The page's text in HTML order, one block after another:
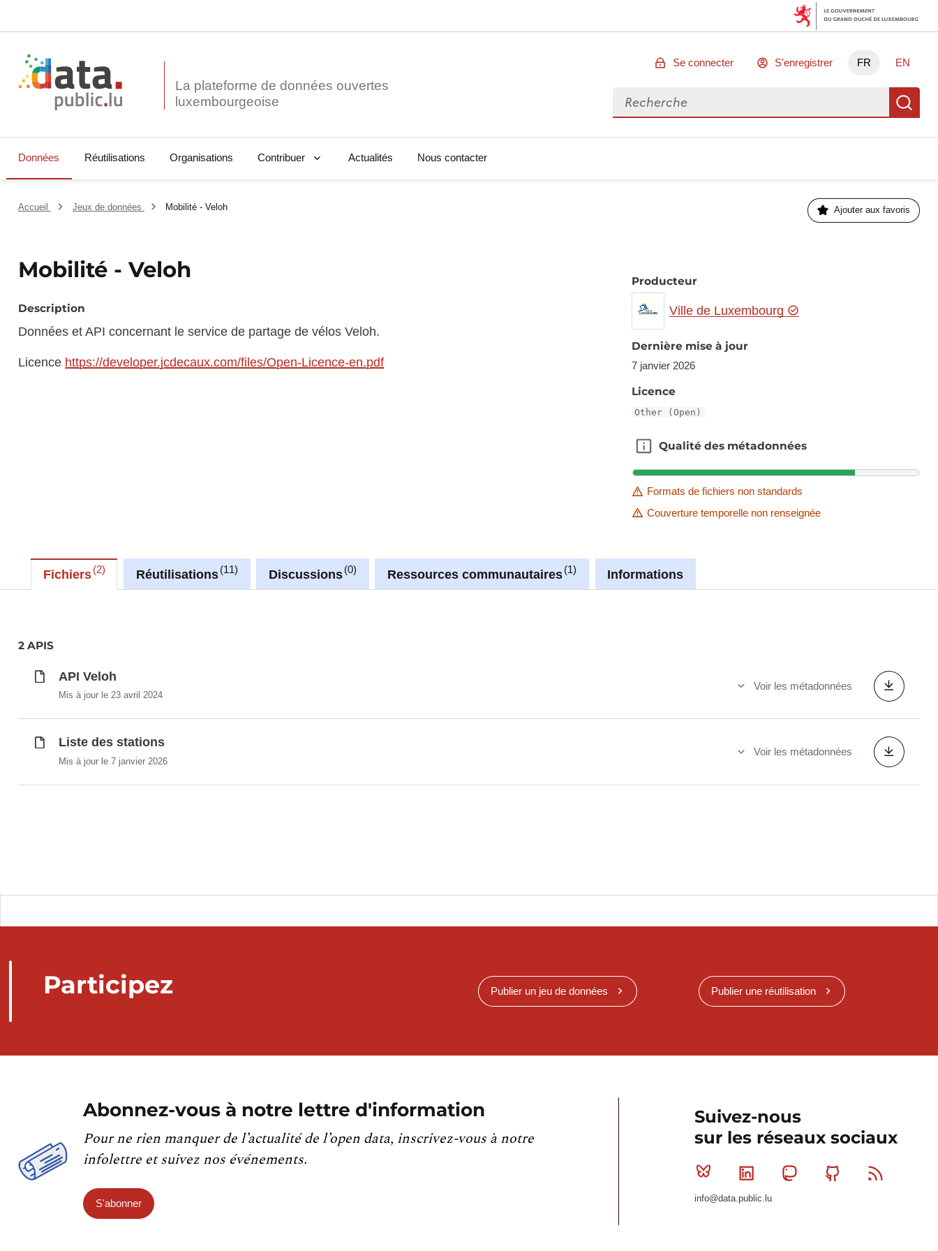
La plateforme de données ouvertes
Se connecter S'enregistrer FR EN
Rechercher des données
Données Réutilisations Organisations Contribuer Actualités Nous contacter
Accueil Jeux de données Mobilité - Veloh Ajouter aux favoris
Mobilité - Veloh
Description
Données et API concernant le service de partage de vélos Veloh.
Licence https://developer.jcdecaux.com/files/Open-Licence-en.pdf
Producteur
Ville de Luxembourg
Dernière mise à jour
7 janvier 2026
Licence
Other (Open)
Qualité des métadonnées
Qualité des métadonnées
Formats de fichiers non standards
Couverture temporelle non renseignée
Fichiers 2 Réutilisations 11 Discussions 0 Ressources communautaires 1 Informations
2 APIS
API Veloh
Mis à jour le 23 avril 2024
Voir les métadonnées
Liste des stations
Mis à jour le 7 janvier 2026
Voir les métadonnées
Participez Publier un jeu de données Publier une réutilisation
Abonnez-vous à notre lettre d'information
Pour ne rien manquer de l’actualité de l’open data, inscrivez-vous à notre
infolettre et suivez nos événements.
S'abonner
Suivez-nous
sur les réseaux sociaux
Bluesky Linkedin MastodonGithub
info@data.public.lu